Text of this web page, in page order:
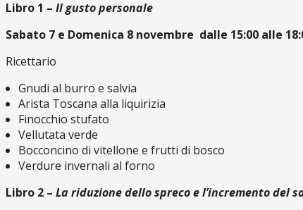
Libro 1 – Il gusto personale
Sabato 7 e Domenica 8 novembre dalle 15:00 alle
Ricettario
Gnudi al burro e salvia
Arista Toscana alla liquirizia
Finocchio stufato
Vellutata verde
Bocconcino di vitellone e frutti di bosco
Verdure invernali al forno
Libro 2 – La riduzione dello spreco e l’incremento del